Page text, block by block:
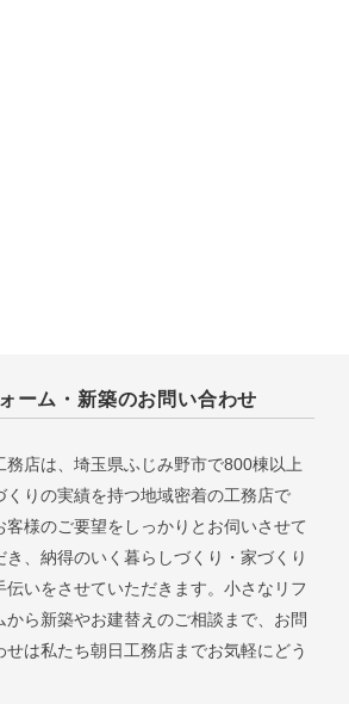
ーム・新築のお問い合わせ
務店は、埼玉県ふじみ野市で800棟以上
くりの実績を持つ地域密着の工務店で
客様のご要望をしっかりとお伺いさせて
き、納得のいく暮らしづくり・家づくり
伝いをさせていただきます。小さなリフ
から新築やお建替えのご相談まで、お問
せは私たち朝日工務店までお気軽にどう